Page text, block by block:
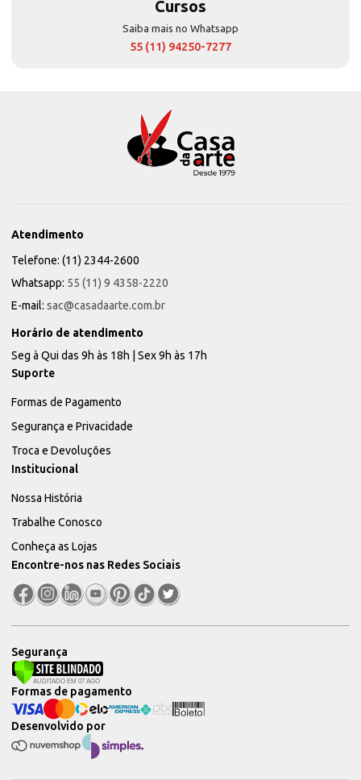
Cursos
Saiba mais no Whatsapp
55 (11) 94250-7277
Atendimento
Telefone: (11) 2344-2600
Whatsapp: 55 (11) 9 4358-2220
E-mail: sac@casadaarte.com.br
Horário de atendimento
Seg à Qui das 9h às 18h | Sex 9h às 17h
Suporte
Formas de Pagamento
Segurança e Privacidade
Troca e Devoluções
Institucional
Nossa História
Trabalhe Conosco
Conheça as Lojas
Encontre-nos nas Redes Sociais
Segurança
Desenvolvido por
Formas de pagamento